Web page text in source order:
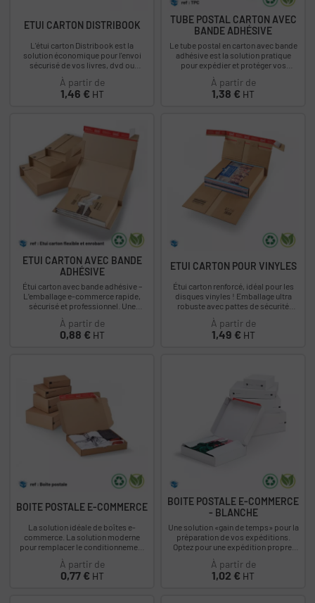
ETUI CARTON DISTRIBOOK
L'étui carton Distribook est la
solution économique pour l'envoi
sécurisé de vos livres, dvd ou
documents A5 et A4. L'étui carton
Distribook...
À partir de
Prix
1,46 € HT
TUBE POSTAL CARTON AVEC
BANDE ADHÉSIVE
Le tube postal en carton avec bande
adhésive est la solution pratique
pour expédier et protéger vos
affiches, posters, plans et
documents roulés...
À partir de
Prix
1,38 € HT
ETUI CARTON AVEC BANDE
ADHÉSIVE
Étui carton avec bande adhésive –
L’emballage e-commerce rapide,
sécurisé et professionnel. Une
solution d’expédition pensée pour
les vendeurs...
À partir de
Prix
0,88 € HT
ETUI CARTON POUR VINYLES
Étui carton renforcé, idéal pour les
disques vinyles ! Emballage ultra
robuste avec pattes de sécurité
latérales. Convient pour les albums...
À partir de
Prix
1,49 € HT
BOITE POSTALE E-COMMERCE
La solution idéale de boîtes e-
commerce. La solution moderne
pour remplacer le conditionnement
À partir de
Prix
0,77 € HT
BOITE POSTALE E-COMMERCE
- BLANCHE
Une solution «gain de temps» pour la
préparation de vos expéditions.
Optez pour une expédition propre,
rapide et sécurisée avec notre
boîte...
À partir de
Prix
1,02 € HT